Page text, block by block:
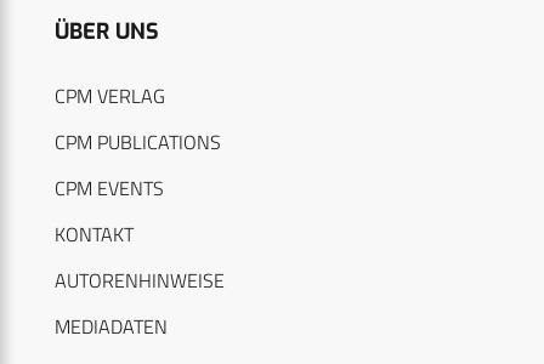
ÜBER UNS
CPM VERLAG
CPM PUBLICATIONS
CPM EVENTS
KONTAKT
AUTORENHINWEISE
MEDIADATEN